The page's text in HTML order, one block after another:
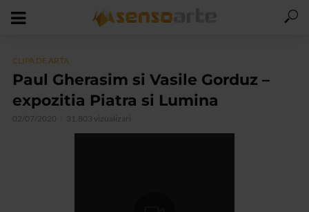
CLIPA DE ARTA
Paul Gherasim si Vasile Gorduz –
expozitia Piatra si Lumina
02/07/2020 31.803 vizualizari